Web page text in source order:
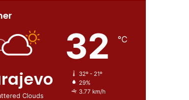
Clouds
32 ℃
32º - 21º
29%
3.77 km/h